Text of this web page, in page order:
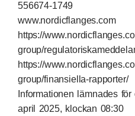
556674-1749
www.nordicflanges.com
https://
group/
https://
group/finansiella-rapporter/
Informationen lämnades
april 2025, klockan 08:30